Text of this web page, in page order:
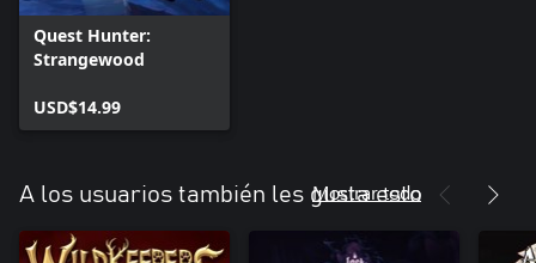
Quest Hunter:
Strangewood
USD$14.99
A los usuarios también les gusta esto
Mostrar todo